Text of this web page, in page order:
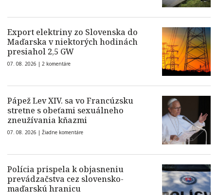
Export elektriny zo Slovenska do
Maďarska v niektorých hodinách
presiahol 2,5 GW
07. 08. 2026 | 2 komentáre
Pápež Lev XIV. sa vo Francúzsku
stretne s obeťami sexuálneho
zneužívania kňazmi
07. 08. 2026 | Žiadne komentáre
Polícia prispela k objasneniu
prevádzačstva cez slovensko-
maďarskú hranicu